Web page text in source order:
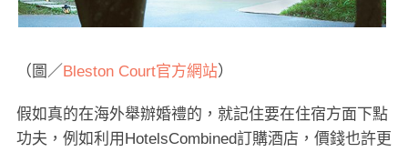
（圖／Bleston Court官方網站）
假如真的在海外舉辦婚禮的，就記住要在住宿方面下點
功夫，例如利用HotelsCombined訂購酒店，價錢也許更